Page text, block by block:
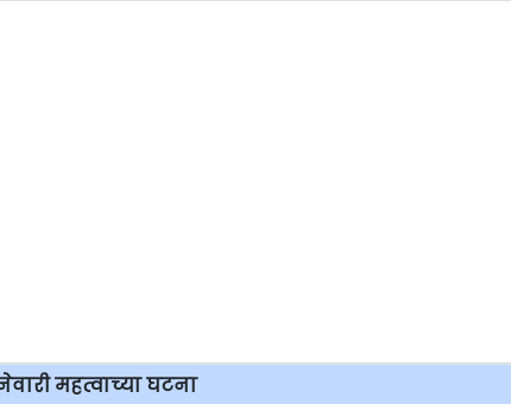
महत्वाच्या घटना